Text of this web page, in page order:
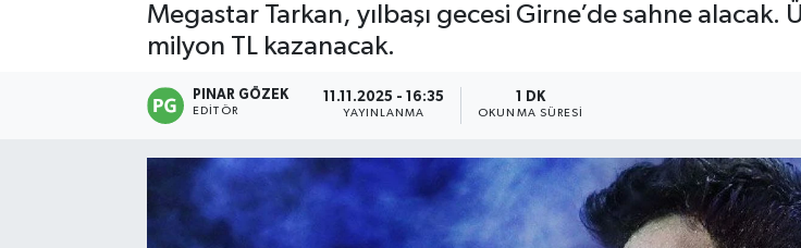
Megastar Tarkan, yılbaşı gecesi Girne’de sahne alacak.
milyon TL kazanacak.
PINAR GÖZEK
EDITÖR
11.11.2025 - 16:35
YAYINLANMA
1 DK
OKUNMA SÜRESI